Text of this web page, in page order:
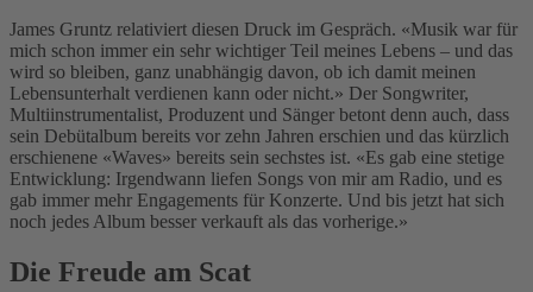
James Gruntz relativiert diesen Druck im Gespräch. «Musik war für
mich schon immer ein sehr wichtiger Teil meines Lebens – und das
wird so bleiben, ganz unabhängig davon, ob ich damit meinen
Lebensunterhalt verdienen kann oder nicht.» Der Songwriter,
Multiinstrumentalist, Produzent und Sänger betont denn auch, dass
sein Debütalbum bereits vor zehn Jahren erschien und das kürzlich
erschienene «Waves» bereits sein sechstes ist. «Es gab eine stetige
Entwicklung: Irgendwann liefen Songs von mir am Radio, und es
gab immer mehr Engagements für Konzerte. Und bis jetzt hat sich
noch jedes Album besser verkauft als das vorherige.»
Die Freude am Scat